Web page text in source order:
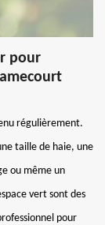
pour
régulièrement.
taille de haie, une
ou même un
vert sont des
pour